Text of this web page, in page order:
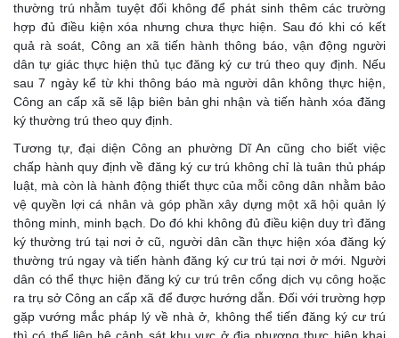
thường trú nhằm tuyệt đối không để phát sinh thêm các trường
hợp đủ điều kiện xóa nhưng chưa thực hiện. Sau đó khi có kết
quả rà soát, Công an xã tiến hành thông báo, vận động người
dân tự giác thực hiện thủ tục đăng ký cư trú theo quy định. Nếu
sau 7 ngày kể từ khi thông báo mà người dân không thực hiện,
Công an cấp xã sẽ lập biên bản ghi nhận và tiến hành xóa đăng
ký thường trú theo quy định.
Tương tự, đại diện Công an phường Dĩ An cũng cho biết việc
chấp hành quy định về đăng ký cư trú không chỉ là tuân thủ pháp
luật, mà còn là hành động thiết thực của mỗi công dân nhằm bảo
vệ quyền lợi cá nhân và góp phần xây dựng một xã hội quản lý
thông minh, minh bạch. Do đó khi không đủ điều kiện duy trì đăng
ký thường trú tại nơi ở cũ, người dân cần thực hiện xóa đăng ký
thường trú ngay và tiến hành đăng ký cư trú tại nơi ở mới. Người
dân có thể thực hiện đăng ký cư trú trên cổng dịch vụ công hoặc
ra trụ sở Công an cấp xã để được hướng dẫn. Đối với trường hợp
gặp vướng mắc pháp lý về nhà ở, không thể tiến đăng ký cư trú